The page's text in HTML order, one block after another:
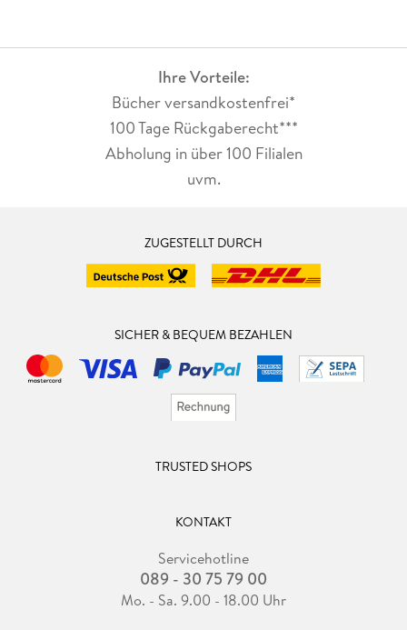
Ihre Vorteile:
Bücher versandkostenfrei*
100 Tage Rückgaberecht***
Abholung in über 100 Filialen
uvm.
ZUGESTELLT DURCH
SICHER & BEQUEM BEZAHLEN
TRUSTED SHOPS
KONTAKT
Servicehotline
089 - 30 75 79 00
Mo. - Sa. 9.00 - 18.00 Uhr